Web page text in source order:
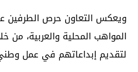
ويعكس التعاون حرص الطرفين
المواهب المحلية والعربية، من
لتقديم إبداعاتهم في عمل وطني